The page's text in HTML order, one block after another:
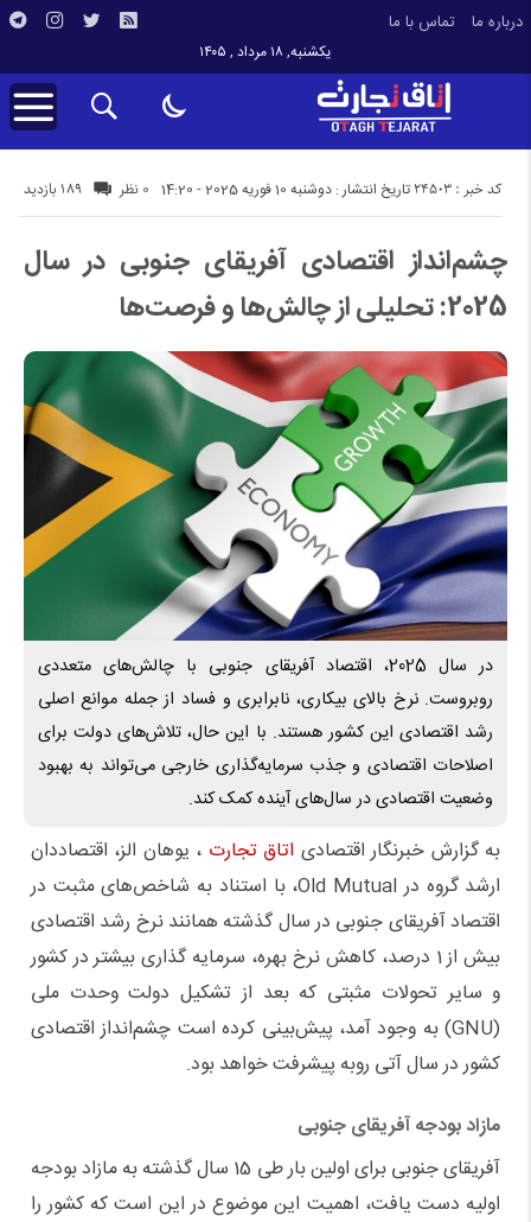
درباره ما تماس با ما
یکشنبه, ۱۸ مرداد , ۱۴۰۵
تاریخ انتشار : دوشنبه 10 فوریه 2025 - 14:20 189 بازدید کد خبر : 24503 0 نظر
چشم‌انداز اقتصادی آفریقای جنوبی در سال
2025: تحلیلی از چالش‌ها و فرصت‌ها
در سال 2025، اقتصاد آفریقای جنوبی با چالش‌های متعددی
روبروست. نرخ بالای بیکاری، نابرابری و فساد از جمله موانع اصلی
رشد اقتصادی این کشور هستند. با این حال، تلاش‌های دولت برای
اصلاحات اقتصادی و جذب سرمایه‌گذاری خارجی می‌تواند به بهبود
وضعیت اقتصادی در سال‌های آینده کمک کند.
به گزارش خبرنگار اقتصادی اتاق تجارت ، یوهان الز، اقتصاددان
ارشد گروه در Old Mutual، با استناد به شاخص‌های مثبت در
اقتصاد آفریقای جنوبی در سال گذشته همانند نرخ رشد اقتصادی
بیش از 1 درصد، کاهش نرخ بهره، سرمایه گذاری بیشتر در کشور
و سایر تحولات مثبتی که بعد از تشکیل دولت وحدت ملی
(GNU) به وجود آمد، پیش‌بینی کرده است چشم‌انداز اقتصادی
کشور در سال آتی روبه پیشرفت خواهد بود.
مازاد بودجه آفریقای جنوبی
آفریقای جنوبی برای اولین بار طی 15 سال گذشته به مازاد بودجه
اولیه دست یافت، اهمیت این موضوع در این است که کشور را